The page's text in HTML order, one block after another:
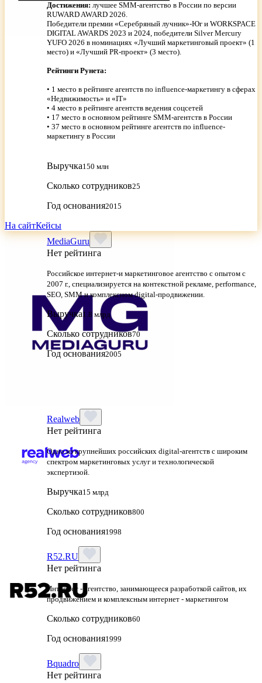
Достижения: лучшее SMM-агентство в России по версии
RUWARD AWARD 2026.
Победители премии «Серебряный лучник»-Юг и WORKSPACE
DIGITAL AWARDS 2023 и 2024, победители Silver Mercury
YUFO 2026 в номинациях «Лучший маркетинговый проект» (1
место) и «Лучший PR-проект» (3 место).
Рейтинги Рунета:
• 1 место в рейтинге агентств по influence-маркетингу в сферах
«Недвижимость» и «IT»
• 4 место в рейтинге агентств ведения соцсетей
• 17 место в основном рейтинге SMM-агентств в России
• 37 место в основном рейтинге агентств по influence-
маркетингу в России
Выручка150 млн
Сколько сотрудников25
Год основания2015
На сайтКейсы
MediaGuru
Нет рейтинга
Российское интернет-и маркетинговое агентство с опытом с
2007 г., специализируется на контекстной рекламе, performance,
SEO, SMM и комплексном digital-продвижении.
Выручка1.8 млрд
Сколько сотрудников70
Год основания2005
Realweb
Нет рейтинга
Одно из крупнейших российских digital-агентств с широким
спектром маркетинговых услуг и технологической
экспертизой.
Выручка15 млрд
Сколько сотрудников800
Год основания1998
R52.RU
Нет рейтинга
Интернет - агентство, занимающееся разработкой сайтов, их
продвижением и комплексным интернет - маркетингом
Сколько сотрудников60
Год основания1999
Bquadro
Нет рейтинга